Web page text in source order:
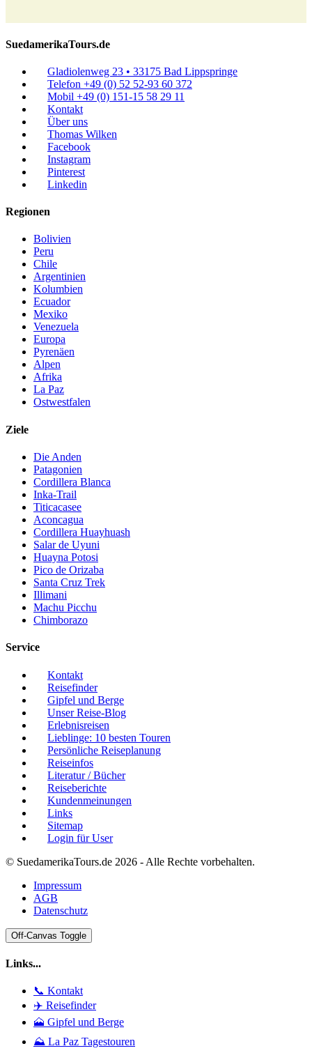
SuedamerikaTours.de
Gladiolenweg 23 • 33175 Bad Lippspringe
Telefon +49 (0) 52 52-93 60 372
Mobil +49 (0) 151-15 58 29 11
Kontakt
Über uns
Thomas Wilken
Facebook
Instagram
Pinterest
Linkedin
Regionen
Bolivien
Peru
Chile
Argentinien
Kolumbien
Ecuador
Mexiko
Venezuela
Europa
Pyrenäen
Alpen
Afrika
La Paz
Ostwestfalen
Ziele
Die Anden
Patagonien
Cordillera Blanca
Inka-Trail
Titicacasee
Aconcagua
Cordillera Huayhuash
Salar de Uyuni
Huayna Potosi
Pico de Orizaba
Santa Cruz Trek
Illimani
Machu Picchu
Chimborazo
Service
Kontakt
Reisefinder
Gipfel und Berge
Unser Reise-Blog
Erlebnisreisen
Lieblinge: 10 besten Touren
Persönliche Reiseplanung
Reiseinfos
Literatur / Bücher
Reiseberichte
Kundenmeinungen
Links
Sitemap
Login für User
© SuedamerikaTours.de 2026 - Alle Rechte vorbehalten.
Impressum
AGB
Datenschutz
Off-Canvas Toggle
Links...
📞 Kontakt
✈️ Reisefinder
🗻 Gipfel und Berge
⛰️ La Paz Tagestouren